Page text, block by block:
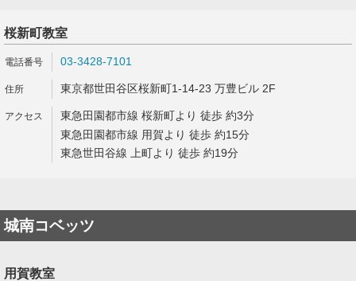
桜新町教室
03-3428-7101
東京都世田谷区桜新町1-14-23 万豊ビル 2F
東急田園都市線 桜新町より 徒歩 約3分
東急田園都市線 用賀より 徒歩 約15分
東急世田谷線 上町より 徒歩 約19分
城南コベッツ
用賀教室